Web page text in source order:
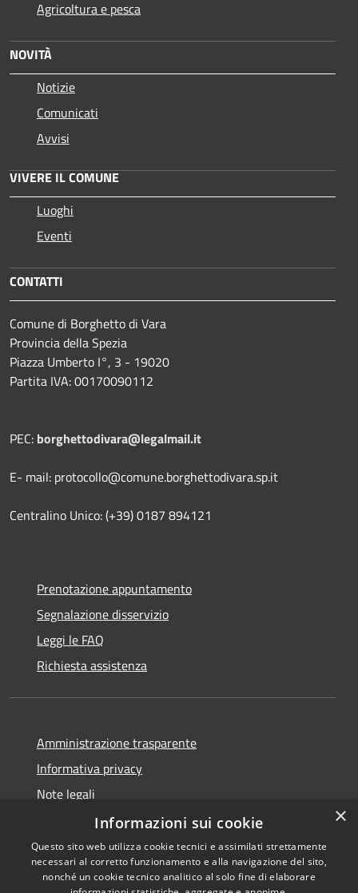
Agricoltura e pesca
NOVITÀ
Notizie
Comunicati
Avvisi
VIVERE IL COMUNE
Luoghi
Eventi
CONTATTI
Comune di Borghetto di Vara
Provincia della Spezia
Piazza Umberto I°, 3 - 19020
Partita IVA: 00170090112
PEC: borghettodivara@legalmail.it
E- mail: protocollo@comune.borghettodivara.sp.it
Centralino Unico: (+39) 0187 894121
Prenotazione appuntamento
Segnalazione disservizio
Leggi le FAQ
Richiesta assistenza
Amministrazione trasparente
Informativa privacy
Note legali
Dichiarazione di accessibilità
×
Informazioni sui cookie
Questo sito web utilizza cookie tecnici e assimilati strettamente
necessari al corretto funzionamento e alla navigazione del sito,
nonché un cookie tecnico analitico al solo fine di elaborare